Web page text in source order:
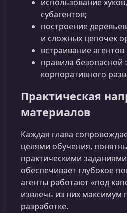
субагентов;
построение
и сложных цепочек
встраивание агентов
правила безопасной
корпоративного
Практическая
материалов
Каждая глава
целями обучения,
практическими
обеспечивает глубокое
агенты работают «под
извлечь из них максимум
разработке.